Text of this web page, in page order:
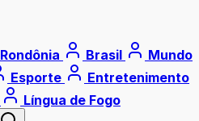
Rondônia Brasil
Mundo
Esporte
Entretenimento
Língua de Fogo